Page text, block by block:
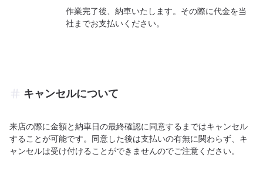
作業完了後、納車いたします。その際に代金を当
社までお支払いください。
キャンセルについて
来店の際に金額と納車日の最終確認に同意するまではキャンセル
することが可能です。同意した後は支払いの有無に関わらず、キ
ャンセルは受け付けることができませんのでご注意ください。